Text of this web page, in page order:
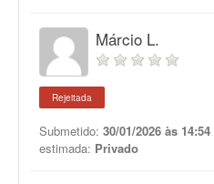
Márcio L.
Rejeitada
Submetido: 30/01/2026 às 14:54
estimada: Privado